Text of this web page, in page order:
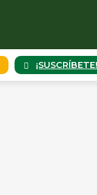
¡SUSCRÍBETE!